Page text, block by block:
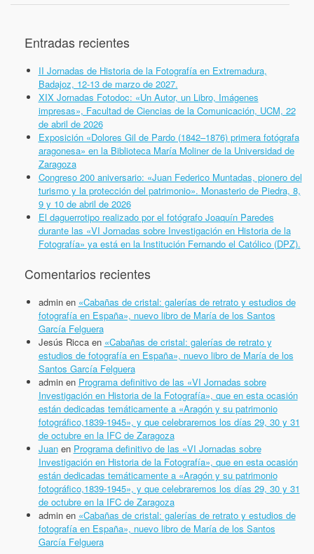
Entradas recientes
II Jornadas de Historia de la Fotografía en Extremadura,
Badajoz, 12-13 de marzo de 2027.
XIX Jornadas Fotodoc: «Un Autor, un Libro, Imágenes
impresas», Facultad de Ciencias de la Comunicación, UCM, 22
de abril de 2026
Exposición «Dolores Gil de Pardo (1842–1876) primera fotógrafa
aragonesa» en la Biblioteca María Moliner de la Universidad de
Zaragoza
Congreso 200 aniversario: «Juan Federico Muntadas, pionero del
turismo y la protección del patrimonio». Monasterio de Piedra, 8,
9 y 10 de abril de 2026
El daguerrotipo realizado por el fotógrafo Joaquín Paredes
durante las «VI Jornadas sobre Investigación en Historia de la
Fotografía» ya está en la Institución Fernando el Católico (DPZ).
Comentarios recientes
adminen «Cabañas de cristal: galerías de retrato y estudios de
fotografía en España», nuevo libro de María de los Santos
García Felguera
Jesús Riccaen «Cabañas de cristal: galerías de retrato y
estudios de fotografía en España», nuevo libro de María de los
Santos García Felguera
adminen Programa definitivo de las «VI Jornadas sobre
Investigación en Historia de la Fotografía», que en esta ocasión
están dedicadas temáticamente a «Aragón y su patrimonio
fotográfico,1839-1945», y que celebraremos los días 29, 30 y 31
de octubre en la IFC de Zaragoza
Juanen Programa definitivo de las «VI Jornadas sobre
Investigación en Historia de la Fotografía», que en esta ocasión
están dedicadas temáticamente a «Aragón y su patrimonio
fotográfico,1839-1945», y que celebraremos los días 29, 30 y 31
de octubre en la IFC de Zaragoza
adminen «Cabañas de cristal: galerías de retrato y estudios de
fotografía en España», nuevo libro de María de los Santos
García Felguera